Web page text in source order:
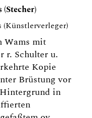
(Stecher)
Wams mit
r. Schulter u.
Kopie
Brüstung vor
in